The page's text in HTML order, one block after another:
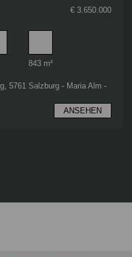
€ 3.650.000
Grundstücksfläche
843 m²
5761 Salzburg - Maria Alm -
ANSEHEN